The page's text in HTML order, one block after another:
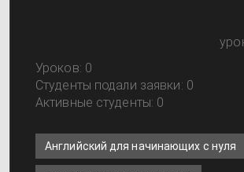
Уроков: 0
Студенты подали заявки: 0
Активные студенты: 0
Английский для начинающих с нуля